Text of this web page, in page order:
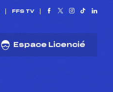
FFS TV
Espace Licencié